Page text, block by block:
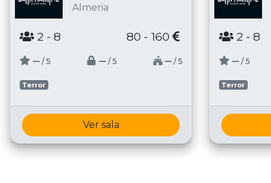
Almeria
2 - 8 80 - 160
─ / 5 ─ / 5 ─ / 5
Terror
Ver sala
2 - 8
─ / 5
Terror